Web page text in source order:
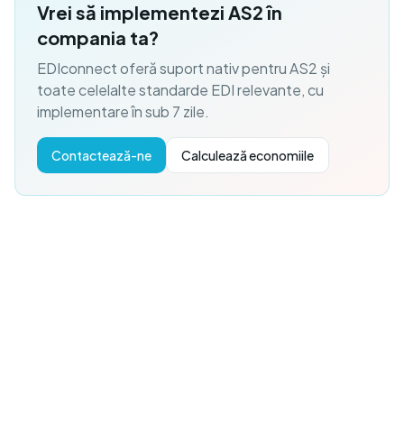
Vrei să implementezi AS2 în
compania ta?
EDIconnect oferă suport nativ pentru AS2 și
toate celelalte standarde EDI relevante, cu
implementare în sub 7 zile.
Contactează-ne Calculează economiile